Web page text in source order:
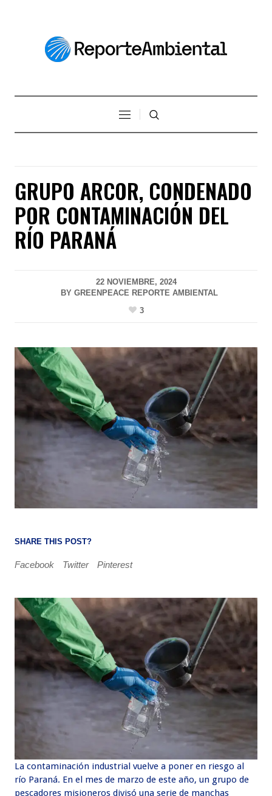
GRUPO ARCOR, CONDENADO
POR CONTAMINACIÓN DEL
RÍO PARANÁ
22 NOVIEMBRE, 2024
BY GREENPEACE REPORTE AMBIENTAL
3
SHARE THIS POST?
Facebook Twitter Pinterest
La contaminación industrial vuelve a poner en riesgo al
río Paraná. En el mes de marzo de este año, un grupo de
pescadores misioneros divisó una serie de manchas